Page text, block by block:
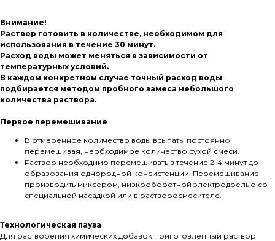
Внимание!
Раствор готовить в количестве, необходимом для
использования в течение 30 минут.
Расход воды может меняться в зависимости от
температурных условий.
В каждом конкретном случае точный расход воды
подбирается методом пробного замеса небольшого
количества раствора.
Первое перемешивание
В отмеренное количество воды всыпать, постоянно
перемешивая, необходимое количество сухой смеси.
Раствор необходимо перемешивать в течение 2-4 минут до
образования однородной консистенции. Перемешивание
производить миксером, низкооборотной электродрелью со
специальной насадкой или в растворосмесителе.
Технологическая пауза
Для растворения химических добавок приготовленный раствор